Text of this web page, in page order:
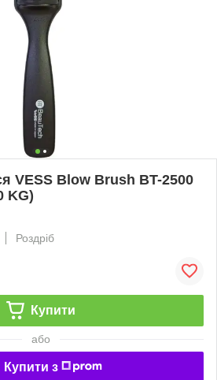
VESS Blow Brush BT-2500
KG)
Роздріб
Купити
або
Купити з